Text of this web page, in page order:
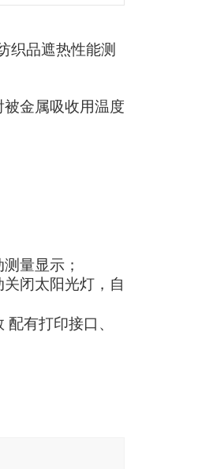
织品遮热性能测
金属吸收用温度
测量显示 ；
闭太阳光灯，自
配有打印接口、